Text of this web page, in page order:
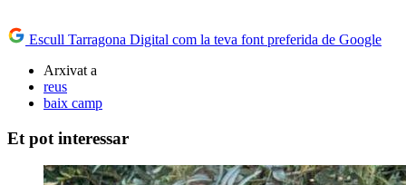
Escull Tarragona Digital com la teva font preferida de Google
Arxivat a
reus
baix camp
Et pot interessar